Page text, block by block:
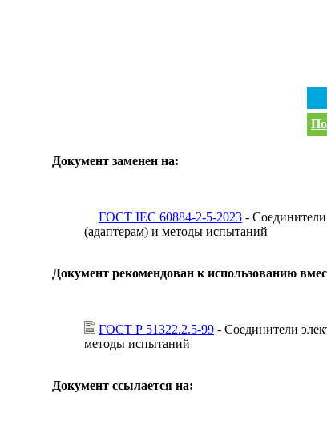
Документ заменен на:
ГОСТ IEC 60884-2-5-2023 -
(адаптерам) и методы испытаний
Документ рекомендован к использованию
ГОСТ Р 51322.2.5-99 - Соединители
методы испытаний
Документ ссылается на: